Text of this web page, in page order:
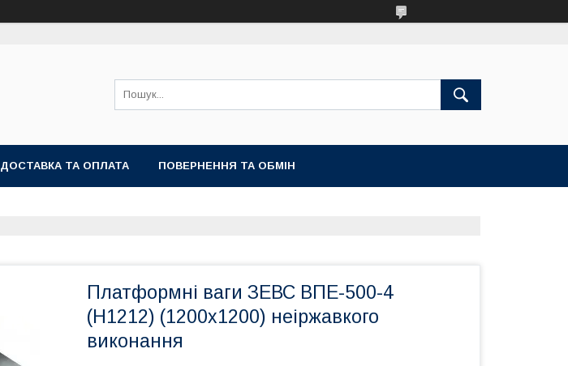
ДОСТАВКА ТА ОПЛАТА ПОВЕРНЕННЯ ТА ОБМІН
Платформні ваги ЗЕВС ВПЕ-500-4
(H1212) (1200х1200) неіржавкого
виконання